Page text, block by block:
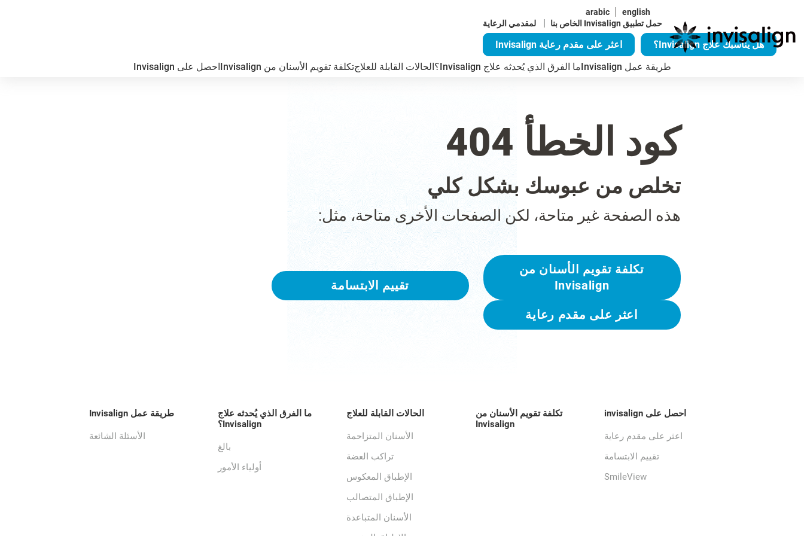
arabic
english
حمل تطبيق Invisalign الخاص بنا
| لمقدمي الرعاية
هل يناسبك علاج Invisalign؟
اعثر على مقدم رعاية Invisalign
طريقة عمل Invisalign
ما الفرق الذي يُحدثه علاج Invisalign؟ الحالات القابلة للعلاجتكلفة تقويم الأسنان من Invisalign احصل على Invisalign
كود الخطأ 404
تخلص من عبوسك بشكل كلي
هذه الصفحة غير متاحة، لكن الصفحات الأخرى متاحة، مثل:
تكلفة تقويم الأسنان من
Invisalign
تقييم الابتسامة
اعثر على مقدم رعاية
طريقة عمل Invisalign
الأسئلة الشائعة
ما الفرق الذي يُحدثه علاج
Invisalign؟
بالغ
أولياء الأمور
الحالات القابلة للعلاج
الأسنان المتزاحمة
تراكب العضة
الإطباق المعكوس
الإطباق المتصالب
الأسنان المتباعدة
تكلفة تقويم الأسنان من
Invisalign
احصل على invisalign
اعثر على مقدم رعاية
تقييم الابتسامة
SmileView